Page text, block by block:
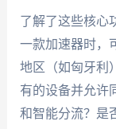
了解了这些核心
一款加速器时，
地区（如匈牙利
有的设备并允许
和智能分流？是